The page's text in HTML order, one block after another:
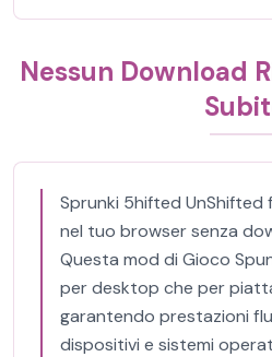
Nessun Download
Sprunki 5hifted
nel tuo browser senza
Questa mod di Gioco
per desktop che per
garantendo prestazioni
dispositivi e sistemi